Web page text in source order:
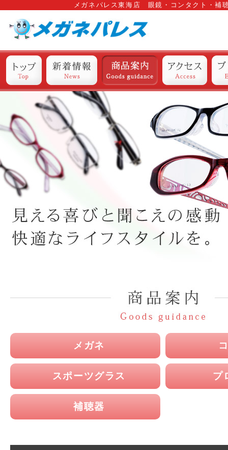
メガネパレス東海店 眼鏡・コンタクト・補
トップ 新着情報 商品案内 アクセス
メガネ
スポーツグラス プ
補聴器